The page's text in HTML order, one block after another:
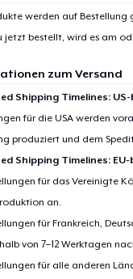
werden auf Bestellung
jetzt bestellt, wird es am
zum Versand
Shipping Timelines:
für die USA werden
produziert und dem
Shipping Timelines:
für das Vereinigte
an.
für Frankreich,
von 7–12 Werktagen
für alle anderen